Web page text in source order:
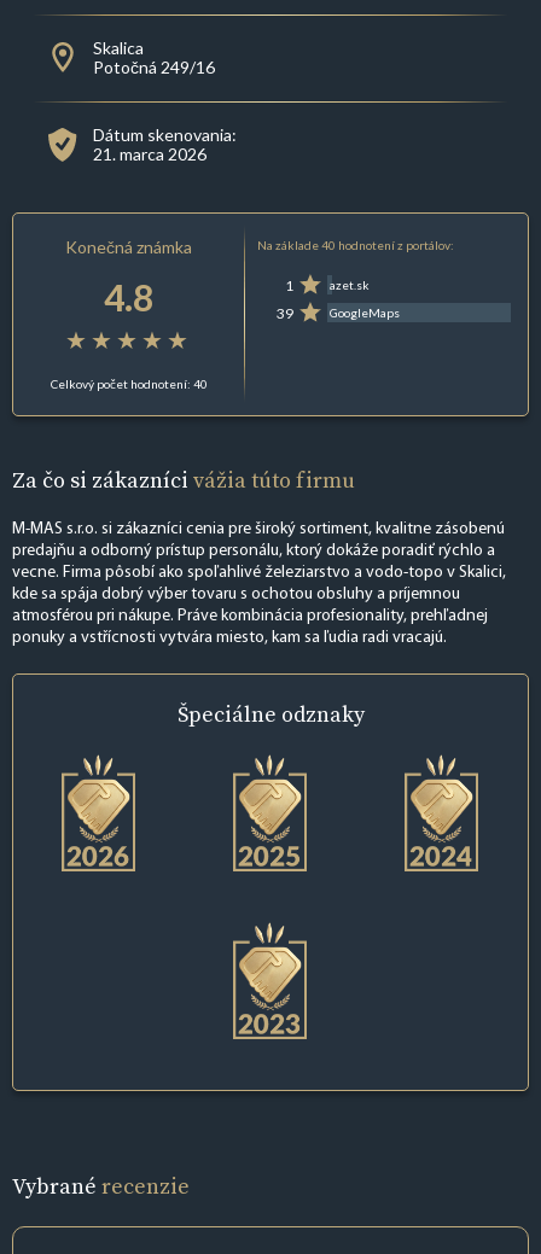
Skalica
Potočná 249/16
Dátum skenovania:
21. marca 2026
Konečná známka
4.8
Celkový počet hodnotení: 40
Na základe 40 hodnotení z portálov:
1 azet.sk
39 GoogleMaps
Za čo si zákazníci vážia túto firmu
M-MAS s.r.o. si zákazníci cenia pre široký sortiment, kvalitne zásobenú
predajňu a odborný prístup personálu, ktorý dokáže poradiť rýchlo a
vecne. Firma pôsobí ako spoľahlivé železiarstvo a vodo-topo v Skalici,
kde sa spája dobrý výber tovaru s ochotou obsluhy a príjemnou
atmosférou pri nákupe. Práve kombinácia profesionality, prehľadnej
ponuky a vstřícnosti vytvára miesto, kam sa ľudia radi vracajú.
Špeciálne odznaky
Vybrané recenzie